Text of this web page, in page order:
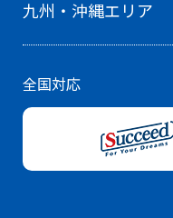
九州・沖縄エリア
全国対応